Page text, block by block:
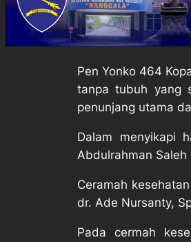
Pen Yonko 464
tanpa tubuh yang
penunjang utama
Dalam menyikapi
Abdulrahman Saleh
Ceramah
dr. Ade Nursanty,
Pada cermah